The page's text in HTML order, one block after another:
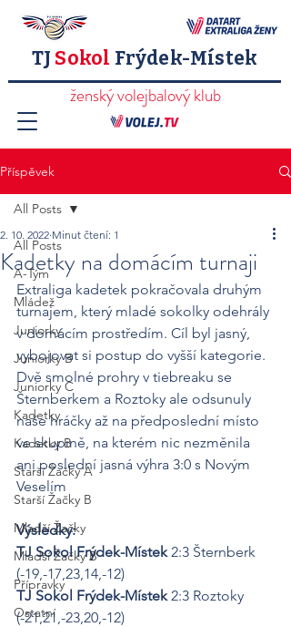
TJ Sokol Frýdek-Místek
ženský volejbalový klub
Příspěvek
All Posts
A-Tým
Mládež
Juniorky
Juniorky B
Juniorky C
Kadetky
Kadetky B
Starší Žačky A
Starší Žačky B
Mladší Žačky
Mladší Žačky B
Přípravky
Ostatní
All Posts
Kadetky na domácím turnaji
2. 10. 2022 Minut čtení: 1
Extraliga kadetek pokračovala druhým
turnajem, který mladé sokolky odehrály
v domácím prostředím. Cíl byl jasný,
vybojovat si postup do vyšší kategorie.
Dvě smolné prohry v tiebreaku se
Šternberkem a Roztoky ale odsunuly
naše hráčky až na předposlední místo
ve skupině, na kterém nic nezměnila
ani poslední jasná výhra 3:0 s Novým
Veselím
Výsledky:
TJ Sokol Frýdek-Místek 2:3 Šternberk
(-19,-17,23,14,-12)
TJ Sokol Frýdek-Místek 2:3 Roztoky
(-21,21,-23,20,-12)